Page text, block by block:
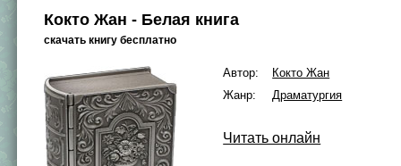
Кокто Жан - Белая книга
скачать книгу бесплатно
Автор:
Кокто Жан
Жанр:
Драматургия
Читать онлайн